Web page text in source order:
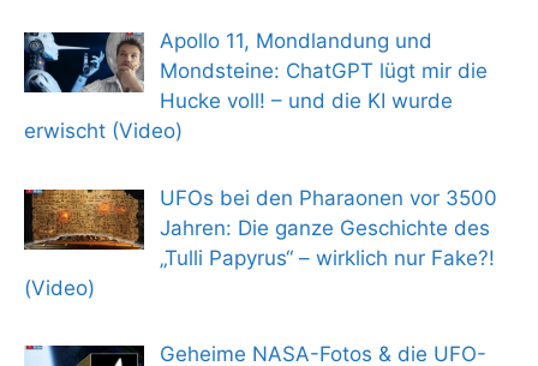
Apollo 11, Mondlandung und
Mondsteine: ChatGPT lügt mir die
Hucke voll! – und die KI wurde
erwischt (Video)
UFOs bei den Pharaonen vor 3500
Jahren: Die ganze Geschichte des
„Tulli Papyrus“ – wirklich nur Fake?!
(Video)
Geheime NASA-Fotos & die UFO-